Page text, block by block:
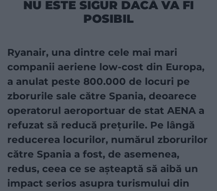
NU ESTE SIGUR DACĂ VA FI
POSIBIL
Ryanair, una dintre cele mai mari
companii aeriene low-cost din Europa,
a anulat peste 800.000 de locuri pe
zborurile sale către Spania, deoarece
operatorul aeroportuar de stat AENA a
refuzat să reducă prețurile. Pe lângă
reducerea locurilor, numărul zborurilor
către Spania a fost, de asemenea,
redus, ceea ce se așteaptă să aibă un
impact serios asupra turismului din